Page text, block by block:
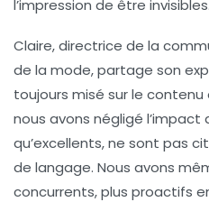
l’impression de être
Claire, directrice de la
de la mode, partage son
toujours misé sur le contenu
nous avons négligé l’impact
qu’excellents, ne sont pas
de langage. Nous avons
concurrents, plus proactifs